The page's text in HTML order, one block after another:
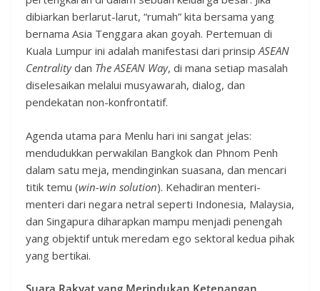
dibiarkan berlarut-larut, “rumah” kita bersama yang
bernama Asia Tenggara akan goyah. Pertemuan di
Kuala Lumpur ini adalah manifestasi dari prinsipASEAN
Centralitydan The ASEAN Way, di mana setiap masalah
diselesaikan melalui musyawarah, dialog, dan
pendekatan non-konfrontatif.
Agenda utama para Menlu hari ini sangat jelas:
mendudukkan perwakilan Bangkok dan Phnom Penh
dalam satu meja, mendinginkan suasana, dan mencari
titik temu (win-win solution). Kehadiran menteri-
menteri dari negara netral seperti Indonesia, Malaysia,
dan Singapura diharapkan mampu menjadi penengah
yang objektif untuk meredam ego sektoral kedua pihak
yang bertikai.